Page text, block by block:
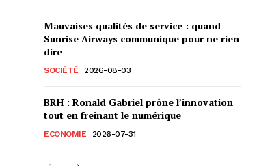
Mauvaises qualités de service : quand
Sunrise Airways communique pour ne rien
dire
SOCIÉTÉ 2026-08-03
BRH : Ronald Gabriel prône l’innovation
tout en freinant le numérique
ECONOMIE 2026-07-31